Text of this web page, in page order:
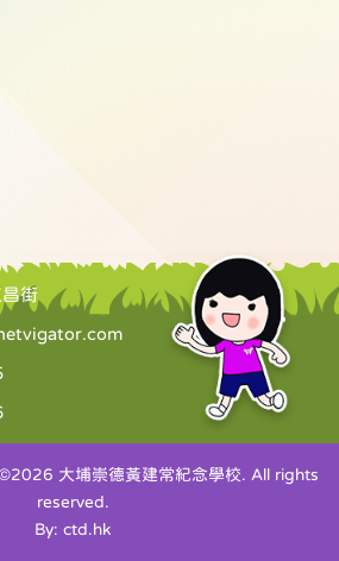
街
2026 大埔崇德黃建常紀念學校. All rights
reserved.
By: ctd.hk